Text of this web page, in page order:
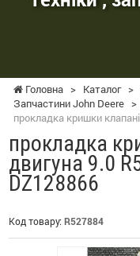
Головна > Каталог >
Запчастини John Deere >
прокладка кришки
прокладка
двигуна 9.0
DZ128866
Код товару: R527884